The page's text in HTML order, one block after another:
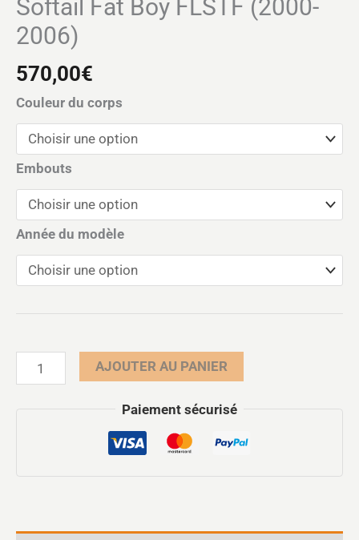
Softail Fat Boy FLSTF (2000-
2006)
570,00€
Couleur du corps
Embouts
Année du modèle
AJOUTER AU PANIER
Paiement sécurisé